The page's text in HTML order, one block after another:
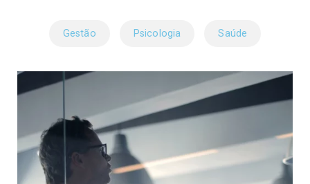
Gestão Psicologia Saúde